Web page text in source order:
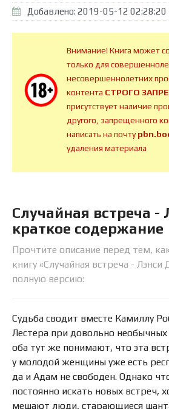
Добавлено: 2019-05-12 02:28:20
Внимание! Книга может
только для
несовершеннолетних
контента СТРОГО
присутствует наличие
другого, запрещенного
написать на почту
удаления материала
Случайная встреча -
краткое содержание
Прочтите описание перед тем,
книгу «Случайная встреча - Лэнси
полную версию:
Судьба сводит вместе Камиллу
Лестера при довольно необычных
оба тут же понимают, что эта
у молодой женщины уже есть
да и Адам не свободен. Однако
постоянно искать новых встреч,
мешают люди, старающиеся